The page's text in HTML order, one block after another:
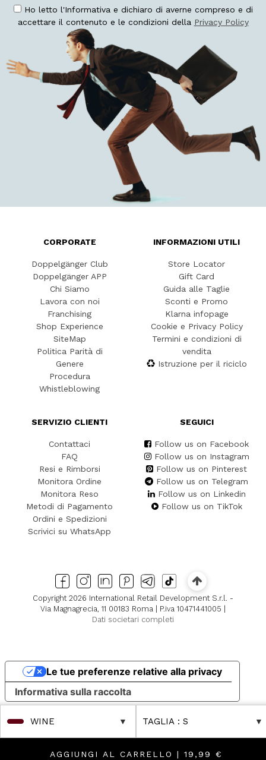
WINE TAGLIA : S
AGGIUNGI AL CARRELLO | 19,99 €
Ho letto l'Informativa e dichiaro di averne compreso e di
accettare il contenuto e le condizioni della Privacy Policy
CORPORATE
Doppelgänger Club
Doppelgänger APP
Chi Siamo
Lavora con noi
Franchising
Shop Experience
SiteMap
Politica Parità di
Genere
Procedura
Whistleblowing
INFORMAZIONI UTILI
Store Locator
Gift Card
Guida alle Taglie
Sconti e Promo
Klarna infopage
Cookie e Privacy Policy
Termini e condizioni di
vendita
Istruzione per il riciclo
SERVIZIO CLIENTI
Contattaci
FAQ
Resi e Rimborsi
Monitora Ordine
Monitora Reso
Metodi di Pagamento
Ordini e Spedizioni
Scrivici su WhatsApp
SEGUICI
Follow us on Facebook
Follow us on Instagram
Follow us on Pinterest
Follow us on Telegram
Follow us on Linkedin
Follow us on TikTok
Copyright 2026 International Retail Development S.r.l. -
Via Magnagrecia, 11 00183 Roma | P.iva 10471441005 |
Dati societari completi
Informativa sulla raccolta
Le tue preferenze relative alla privacy